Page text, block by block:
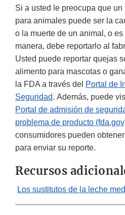
Si a usted le preocupa que
para animales puede ser la
o la muerte de un animal, o
manera, debe reportarlo al
Usted puede reportar quejas
alimento para mascotas o
la FDA a través del Portal de
Seguridad. Además, puede
Portal de admisión de
problema de producto
consumidores pueden
para enviar su reporte.
Recursos
Los sustitutos de la leche